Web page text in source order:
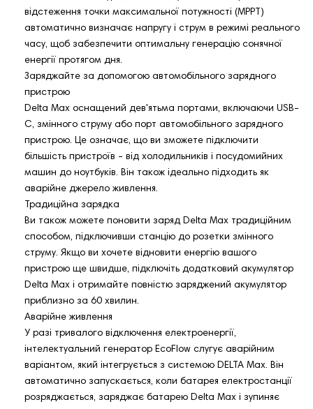
відстеження точки максимальної потужності (MPPT)
автоматично визначає напругу і струм в режимі реального
часу, щоб забезпечити оптимальну генерацію сонячної
енергії протягом дня.
Заряджайте за допомогою автомобільного зарядного
пристрою
Delta Max оснащений дев'ятьма портами, включаючи USB-
C, змінного струму або порт автомобільного зарядного
пристрою. Це означає, що ви зможете підключити
більшість пристроїв - від холодильників і посудомийних
машин до ноутбуків. Він також ідеально підходить як
аварійне джерело живлення.
Традиційна зарядка
Ви також можете поновити заряд Delta Max традиційним
способом, підключивши станцію до розетки змінного
струму. Якщо ви хочете відновити енергію вашого
пристрою ще швидше, підключіть додатковий акумулятор
Delta Max і отримайте повністю заряджений акумулятор
приблизно за 60 хвилин.
Аварійне живлення
У разі тривалого відключення електроенергії,
інтелектуальний генератор EcoFlow слугує аварійним
варіантом, який інтегрується з системою DELTA Max. Він
автоматично запускається, коли батарея електростанції
розряджається, заряджає батарею Delta Max і зупиняє